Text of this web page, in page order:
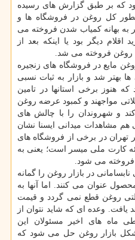
که بر طبق گزارش های رسیده
بطور کل روغن در فروشگاه ها و
به بهانه کمیاب شدن فروخته می
دیگر بود یا اینکه بعد از
روغن فروخته می شد.
مایع در فروشگاه های زنجیره
بهتر شد و بازار به ثبات نسبی
هنوز برخی استانها در تامین
مواجهند و کمبود عرضه روغن
و شهروندان را با چالش های
مشاهدات میدانی ایسنا نشان
تهران در برخی از فروشگاه های
کارت ملی میسر است؛ یعنی به
فروخته می شود.
در بازار روغن را گمانه
عنوان می کنند. اما آنها به
روغن قطع نمی گردد و قیمت
یافت. وعده ای که شاید نتوان از
ماه های اخیر مسئولان این
مشکل بازار روغن حل می شود که